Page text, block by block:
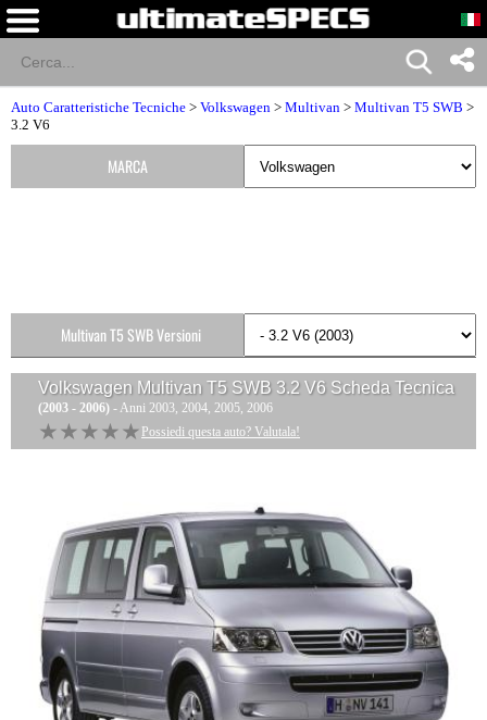
Auto Caratteristiche Tecniche > Volkswagen > Multivan > Multivan T5 SWB >
3.2 V6
Volkswagen Multivan T5 SWB 3.2 V6 Scheda Tecnica
(2003 - 2006) - Anni 2003, 2004, 2005, 2006
★★★★★
★★★★★ Possiedi questa auto? Valutala!
MARCA
Multivan T5 SWB Versioni